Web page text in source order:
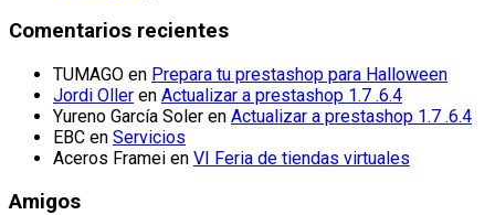
Comentarios recientes
TUMAGO en Prepara tu prestashop para Halloween
Jordi Oller en Actualizar a prestashop 1.7 .6.4
Yureno García Soler en Actualizar a prestashop 1.7 .6.4
EBC en Servicios
Aceros Framei en VI Feria de tiendas virtuales
Amigos